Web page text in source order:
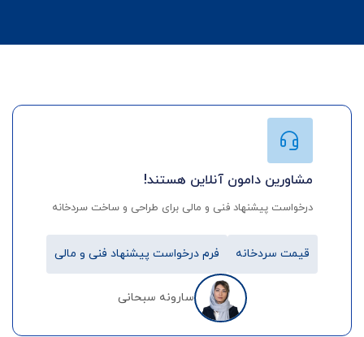
مشاورین دامون آنلاین هستند!
درخواست پیشنهاد فنی و مالی برای طراحی و ساخت سردخانه
قیمت سردخانه فرم درخواست پیشنهاد فنی و مالی
سارونه سبحانی